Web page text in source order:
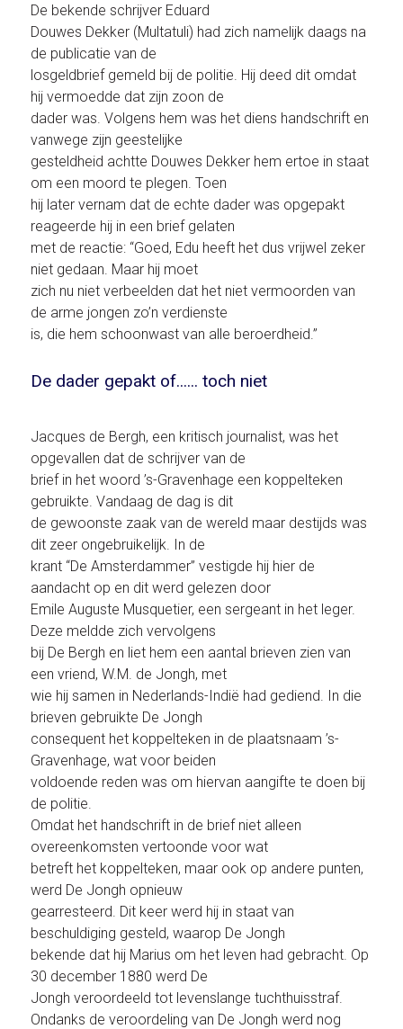
De bekende schrijver Eduard
Douwes Dekker (Multatuli) had zich namelijk daags na
de publicatie van de
losgeldbrief gemeld bij de politie. Hij deed dit omdat
hij vermoedde dat zijn zoon de
dader was. Volgens hem was het diens handschrift en
vanwege zijn geestelijke
gesteldheid achtte Douwes Dekker hem ertoe in staat
om een moord te plegen. Toen
hij later vernam dat de echte dader was opgepakt
reageerde hij in een brief gelaten
met de reactie: “Goed, Edu heeft het dus vrijwel zeker
niet gedaan. Maar hij moet
zich nu niet verbeelden dat het niet vermoorden van
de arme jongen zo’n verdienste
is, die hem schoonwast van alle beroerdheid.”
De dader gepakt of...... toch niet
Jacques de Bergh, een kritisch journalist, was het
opgevallen dat de schrijver van de
brief in het woord ’s-Gravenhage een koppelteken
gebruikte. Vandaag de dag is dit
de gewoonste zaak van de wereld maar destijds was
dit zeer ongebruikelijk. In de
krant “De Amsterdammer” vestigde hij hier de
aandacht op en dit werd gelezen door
Emile Auguste Musquetier, een sergeant in het leger.
Deze meldde zich vervolgens
bij De Bergh en liet hem een aantal brieven zien van
een vriend, W.M. de Jongh, met
wie hij samen in Nederlands-Indië had gediend. In die
brieven gebruikte De Jongh
consequent het koppelteken in de plaatsnaam ’s-
Gravenhage, wat voor beiden
voldoende reden was om hiervan aangifte te doen bij
de politie.
Omdat het handschrift in de brief niet alleen
overeenkomsten vertoonde voor wat
betreft het koppelteken, maar ook op andere punten,
werd De Jongh opnieuw
gearresteerd. Dit keer werd hij in staat van
beschuldiging gesteld, waarop De Jongh
bekende dat hij Marius om het leven had gebracht. Op
30 december 1880 werd De
Jongh veroordeeld tot levenslange tuchthuisstraf.
Ondanks de veroordeling van De Jongh werd nog